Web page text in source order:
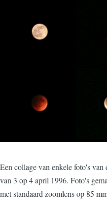
Een collage van enkele foto's
van 3 op 4 april 1996. Foto's
met standaard zoomlens op 85